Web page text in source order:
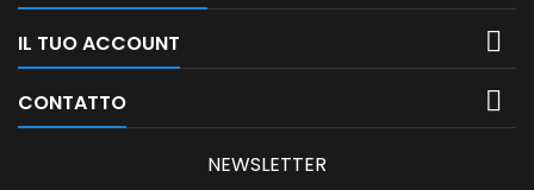
IL TUO ACCOUNT 
CONTATTO 
NEWSLETTER